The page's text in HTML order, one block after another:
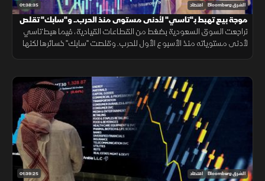
01:38:35 الشرق Bloomberg اقتصاد
موجة بيع تهبط بـ"تاسي" لأدنى مستوى منذ الحرب.. و"سابك" تقلص
خسائرها
تراجعت السوق السعودية بضغط من القطاعات القيادية، فيما هبط تاسي
لأدنى مستوياته منذ الأسبوع الأول للحرب. وقلصت "سابك" خسائرها لكنها
01:39:25 الشرق Bloomberg اقتصاد